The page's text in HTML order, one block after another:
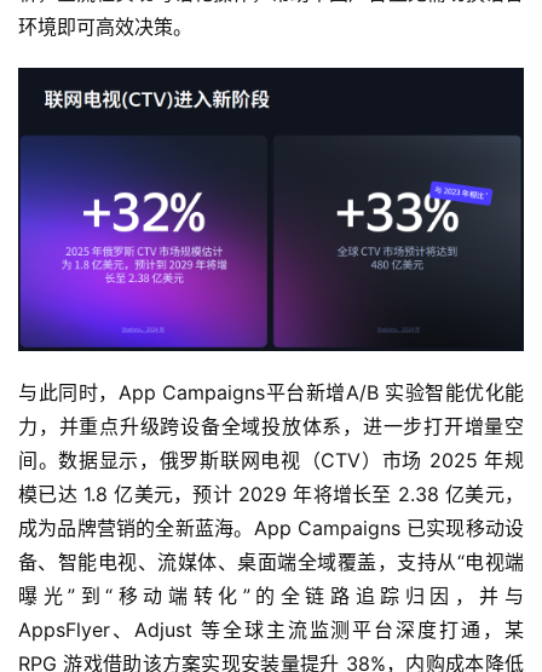
月
0
日
游
接
上
海
站
中
文
环境即可高效决策。
与此同时，App Campaigns平台新增A/B 实验智能优化能
力，并重点升级跨设备全域投放体系，进一步打开增量空
间。数据显示，俄罗斯联网电视（CTV）市场 2025 年规
模已达 1.8 亿美元，预计 2029 年将增长至 2.38 亿美元，
成为品牌营销的全新蓝海。App Campaigns 已实现移动设
备、智能电视、流媒体、桌面端全域覆盖，支持从“电视端
曝光”到“移动端转化”的全链路追踪归因，并与
AppsFlyer、Adjust 等全球主流监测平台深度打通，某
RPG 游戏借助该方案实现安装量提升 38%，内购成本降低